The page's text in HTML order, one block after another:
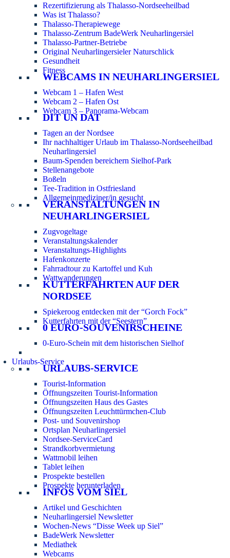
Rezertifizierung als Thalasso-Nordseeheilbad
Was ist Thalasso?
Thalasso-Therapiewege
Thalasso-Zentrum BadeWerk Neuharlingersiel
Thalasso-Partner-Betriebe
Original Neuharlingersieler Naturschlick
Gesundheit
Fitness
WEBCAMS IN NEUHARLINGERSIEL
Webcam 1 – Hafen West
Webcam 2 – Hafen Ost
Webcam 3 – Panorama-Webcam
DIT UN DAT
Tagen an der Nordsee
Ihr nachhaltiger Urlaub im Thalasso-Nordseeheilbad
Neuharlingersiel
Baum-Spenden bereichern Sielhof-Park
Stellenangebote
Boßeln
Tee-Tradition in Ostfriesland
Allgemeinmediziner/in gesucht
VERANSTALTUNGEN IN
NEUHARLINGERSIEL
Zugvogeltage
Veranstaltungskalender
Veranstaltungs-Highlights
Hafenkonzerte
Fahrradtour zu Kartoffel und Kuh
Wattwanderungen
KUTTERFAHRTEN AUF DER
NORDSEE
Spiekeroog entdecken mit der “Gorch Fock”
Kutterfahrten mit der “Seestern”
0 EURO-SOUVENIRSCHEINE
0-Euro-Schein mit dem historischen Sielhof
Urlaubs-Service
URLAUBS-SERVICE
Tourist-Information
Öffnungszeiten Tourist-Information
Öffnungszeiten Haus des Gastes
Öffnungszeiten Leuchttürmchen-Club
Post- und Souvenirshop
Ortsplan Neuharlingersiel
Nordsee-ServiceCard
Strandkorbvermietung
Wattmobil leihen
Tablet leihen
Prospekte bestellen
Prospekte herunterladen
INFOS VOM SIEL
Artikel und Geschichten
Neuharlingersiel Newsletter
Wochen-News “Disse Week up Siel”
BadeWerk Newsletter
Mediathek
Webcams